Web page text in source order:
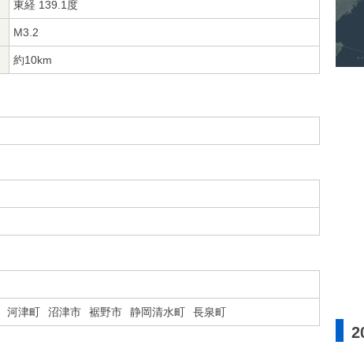
東経 139.1度
M3.2
約10km
河津町 沼津市 裾野市 静岡清水町 長泉町